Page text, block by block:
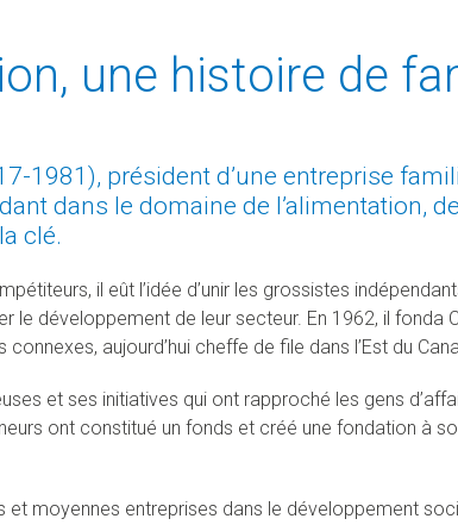
une histoire de
1981), président d’une entreprise
dans le domaine de l’alimentation,
clé.
il eût l’idée d’unir les grossistes
le développement de leur secteur. En 1962, il fonda
aujourd’hui cheffe de file dans l’Est du
et ses initiatives qui ont rapproché les gens
ont constitué un fonds et créé une fondation à
et moyennes entreprises dans le développement